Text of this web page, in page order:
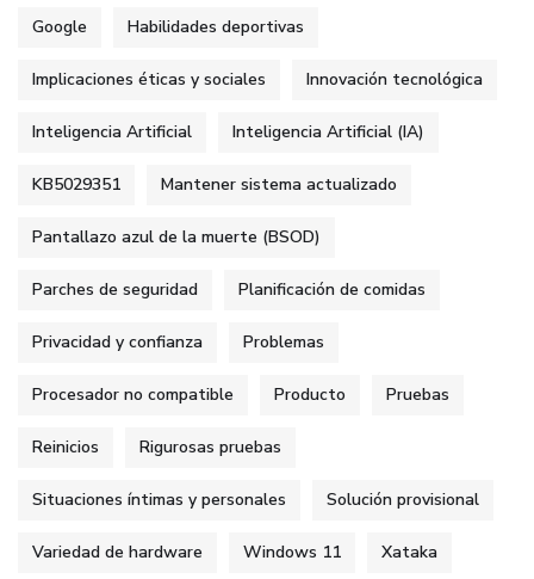
Google Habilidades deportivas
Implicaciones éticas y sociales Innovación tecnológica
Inteligencia Artificial Inteligencia Artificial (IA)
KB5029351 Mantener sistema actualizado
Pantallazo azul de la muerte (BSOD)
Parches de seguridad Planificación de comidas
Privacidad y confianza Problemas
Procesador no compatible Producto Pruebas
Reinicios Rigurosas pruebas
Situaciones íntimas y personales Solución provisional
Variedad de hardware Windows 11 Xataka